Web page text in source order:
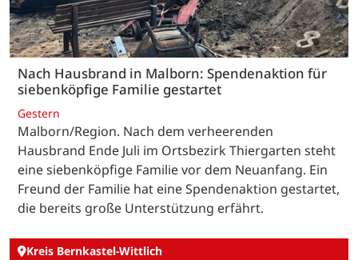
Nach Hausbrand in Malborn: Spendenaktion für
siebenköpfige Familie gestartet
Gestern
Malborn/Region. Nach dem verheerenden
Hausbrand Ende Juli im Ortsbezirk Thiergarten steht
eine siebenköpfige Familie vor dem Neuanfang. Ein
Freund der Familie hat eine Spendenaktion gestartet,
die bereits große Unterstützung erfährt.
Kreis Bernkastel-Wittlich